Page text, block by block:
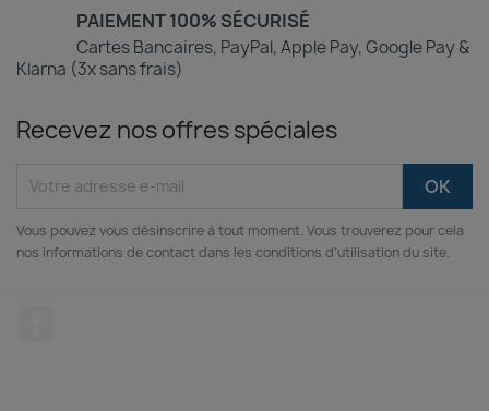
PAIEMENT 100% SÉCURISÉ
Cartes Bancaires, PayPal, Apple Pay, Google Pay &
Klarna (3x sans frais)
Recevez nos offres spéciales
Vous pouvez vous désinscrire à tout moment. Vous trouverez pour cela
nos informations de contact dans les conditions d'utilisation du site.